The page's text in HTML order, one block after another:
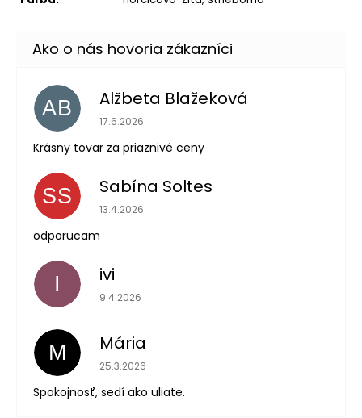
AB Alžbeta Blažeková
Hodnotenie obchodu je 5 z 5 hviezdičiek.
17.6.2026
Krásny tovar za priaznivé ceny
SS Sabína Soltes
Hodnotenie obchodu je 5 z 5 hviezdičiek.
13.4.2026
odporucam
I ivi
Hodnotenie obchodu je 5 z 5 hviezdičiek.
9.4.2026
M Mária
Hodnotenie obchodu je 5 z 5 hviezdičiek.
25.3.2026
Spokojnosť, sedí ako uliate.